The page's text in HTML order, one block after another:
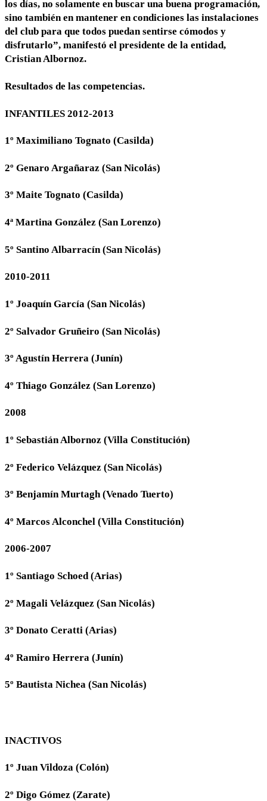
los días, no solamente en buscar una buena programación,
sino también en mantener en condiciones las instalaciones
del club para que todos puedan sentirse cómodos y
disfrutarlo”, manifestó el presidente de la entidad,
Cristian Albornoz.
Resultados de las competencias.
INFANTILES 2012-2013
1º Maximiliano Tognato (Casilda)
2º Genaro Argañaraz (San Nicolás)
3º Maite Tognato (Casilda)
4ª Martina González (San Lorenzo)
5º Santino Albarracín (San Nicolás)
2010-2011
1º Joaquín García (San Nicolás)
2º Salvador Gruñeiro (San Nicolás)
3º Agustín Herrera (Junín)
4º Thiago González (San Lorenzo)
2008
1º Sebastián Albornoz (Villa Constitución)
2º Federico Velázquez (San Nicolás)
3º Benjamín Murtagh (Venado Tuerto)
4º Marcos Alconchel (Villa Constitución)
2006-2007
1º Santiago Schoed (Arias)
2º Magali Velázquez (San Nicolás)
3º Donato Ceratti (Arias)
4º Ramiro Herrera (Junín)
5º Bautista Nichea (San Nicolás)
INACTIVOS
1º Juan Vildoza (Colón)
2º Digo Gómez (Zarate)